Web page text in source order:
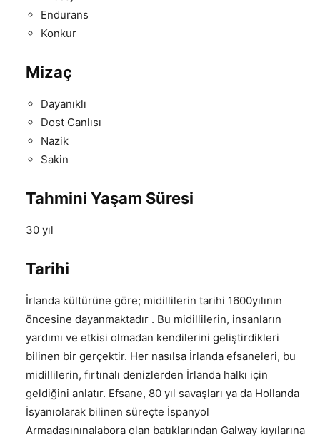
Endurans
Konkur
Mizaç
Dayanıklı
Dost Canlısı
Nazik
Sakin
Tahmini Yaşam Süresi
30 yıl
Tarihi
İrlanda kültürüne göre; midillilerin tarihi 1600yılının
öncesine dayanmaktadır . Bu midillilerin, insanların
yardımı ve etkisi olmadan kendilerini geliştirdikleri
bilinen bir gerçektir. Her nasılsa İrlanda efsaneleri, bu
midillilerin, fırtınalı denizlerden İrlanda halkı için
geldiğini anlatır. Efsane, 80 yıl savaşları ya da Hollanda
İsyanıolarak bilinen süreçte İspanyol
Armadasınınalabora olan batıklarından Galway kıyılarına